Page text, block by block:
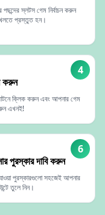
স্লটস গেম নির্বাচন করুন
প্রস্তুত হন।
4
করুন
ক্লিক করুন এবং আপনার গেম
এখনই!
6
পুরস্কার দাবি করুন
পুরস্কারগুলো সহজেই আপনার
তুলে নিন।